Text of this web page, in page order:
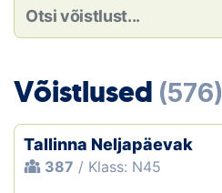
Dokumendid
Võistlused (576)
Tallinna Neljapäevak
387 / Klass: N45